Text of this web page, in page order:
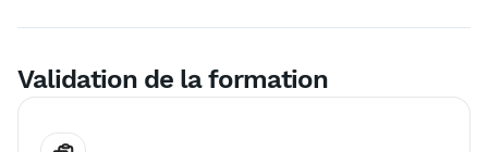
Validation de la formation